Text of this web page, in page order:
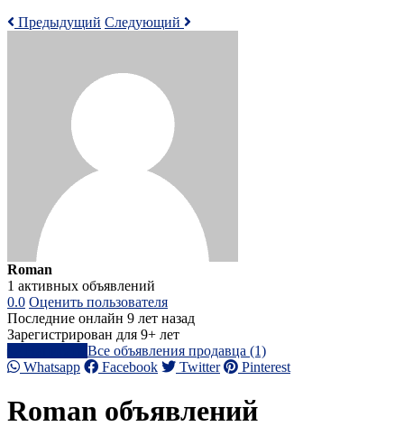
Предыдущий Следующий
Roman
1 активных объявлений
0.0 Оценить пользователя
Последние онлайн 9 лет назад
Зарегистрирован для 9+ лет
Все объявления продавца (1)
Whatsapp
Facebook Twitter Pinterest
Roman объявлений